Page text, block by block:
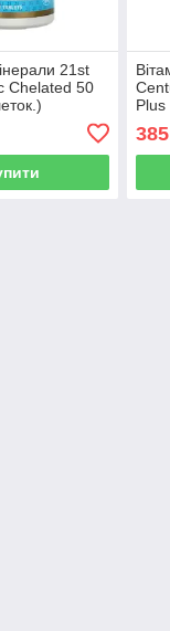
21st
Chelated 50
Plus
385